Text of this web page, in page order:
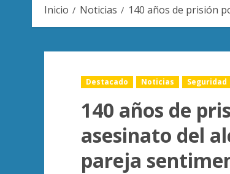
Inicio Noticias 140 años de prisión
Destacado Noticias Seguridad
140 años de
asesinato del
pareja